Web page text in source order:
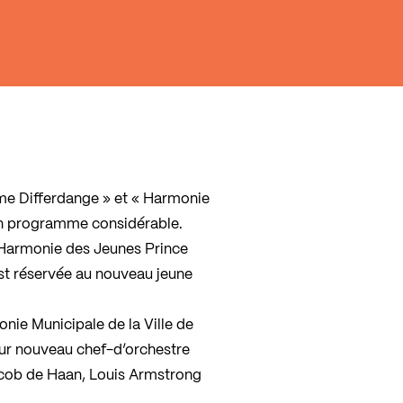
Differdange » et « Harmonie
programme considérable.
des Jeunes Prince
réservée au nouveau jeune
Municipale de la Ville de
nouveau chef-d’orchestre
de Haan, Louis Armstrong